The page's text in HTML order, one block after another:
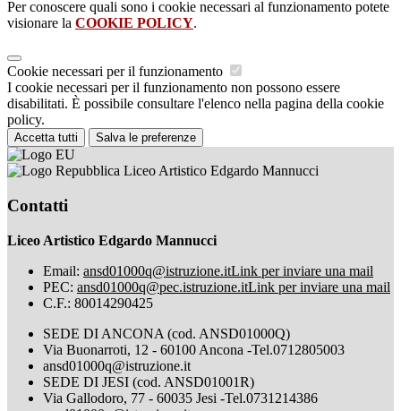
Per conoscere quali sono i cookie necessari al funzionamento potete
visionare la COOKIE POLICY.
Cookie necessari per il funzionamento
I cookie necessari per il funzionamento non possono essere
disabilitati. È possibile consultare l'elenco nella pagina della cookie
policy.
Accetta tutti Salva le preferenze
Liceo Artistico Edgardo Mannucci
Contatti
Liceo Artistico Edgardo Mannucci
Email: ansd01000q@istruzione.itLink per inviare una mail
PEC: ansd01000q@pec.istruzione.itLink per inviare una mail
C.F.: 80014290425
SEDE DI ANCONA (cod. ANSD01000Q)
Via Buonarroti, 12 - 60100 Ancona -Tel.0712805003
ansd01000q@istruzione.it
SEDE DI JESI (cod. ANSD01001R)
Via Gallodoro, 77 - 60035 Jesi -Tel.0731214386